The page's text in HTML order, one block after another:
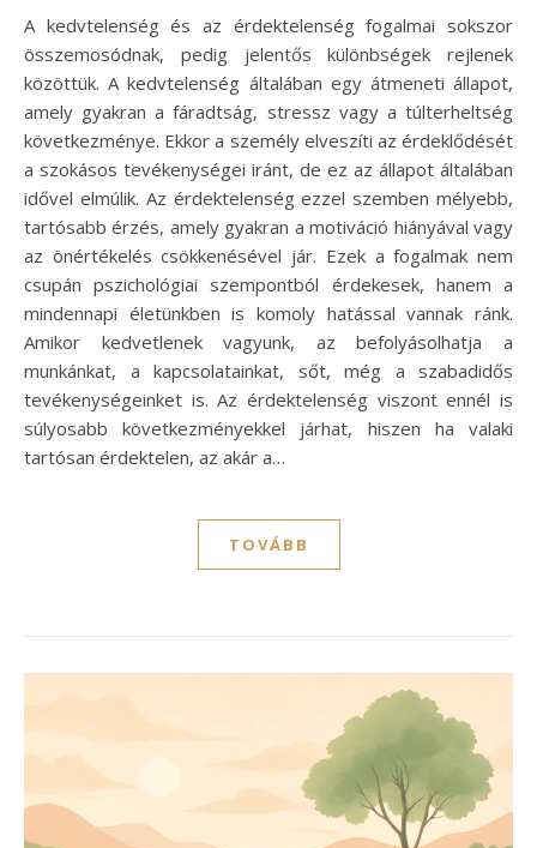
A kedvtelenség és az érdektelenség fogalmai sokszor
összemosódnak, pedig jelentős különbségek rejlenek
közöttük. A kedvtelenség általában egy átmeneti állapot,
amely gyakran a fáradtság, stressz vagy a túlterheltség
következménye. Ekkor a személy elveszíti az érdeklődését
a szokásos tevékenységei iránt, de ez az állapot általában
idővel elmúlik. Az érdektelenség ezzel szemben mélyebb,
tartósabb érzés, amely gyakran a motiváció hiányával vagy
az önértékelés csökkenésével jár. Ezek a fogalmak nem
csupán pszichológiai szempontból érdekesek, hanem a
mindennapi életünkben is komoly hatással vannak ránk.
Amikor kedvetlenek vagyunk, az befolyásolhatja a
munkánkat, a kapcsolatainkat, sőt, még a szabadidős
tevékenységeinket is. Az érdektelenség viszont ennél is
súlyosabb következményekkel járhat, hiszen ha valaki
tartósan érdektelen, az akár a…
TOVÁBB